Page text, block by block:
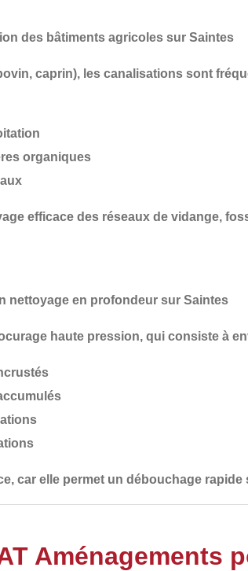
des bâtiments agricoles sur Saintes
caprin), les canalisations sont
organiques
efficace des réseaux de vidange,
nettoyage en profondeur sur Saintes
haute pression, qui consiste à
, car elle permet un débouchage
Aménagements